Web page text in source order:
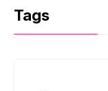
e
b t
Tags